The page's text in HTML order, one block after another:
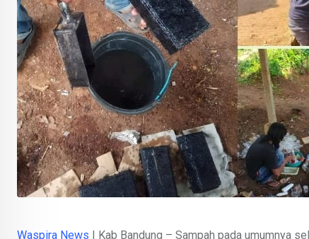
Waspira News | Kab Bandung – Sampah pada umumnya